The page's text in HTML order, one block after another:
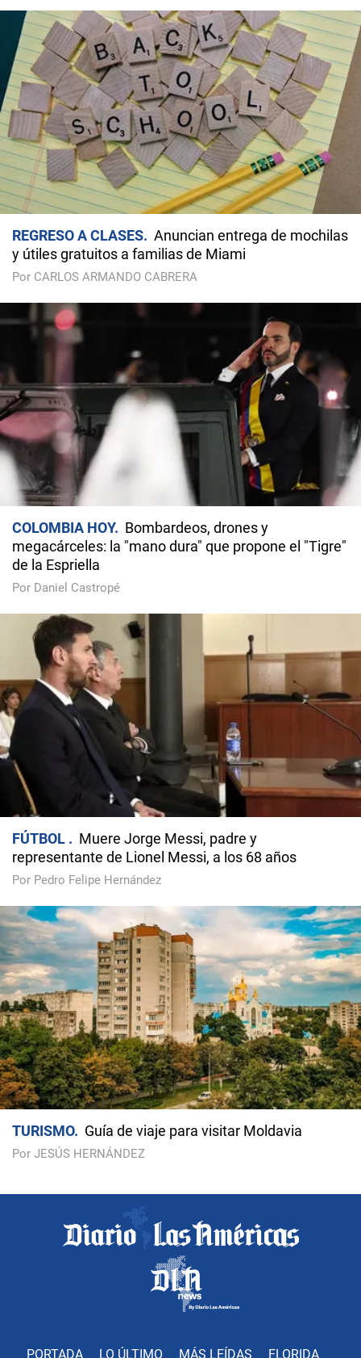
REGRESO A CLASES
Anuncian entrega de mochilas
y útiles gratuitos a familias de Miami
Por CARLOS ARMANDO CABRERA
COLOMBIA HOY
Bombardeos, drones y
megacárceles: la "mano dura" que propone el "Tigre"
de la Espriella
Por Daniel Castropé
FÚTBOL
Muere Jorge Messi, padre y
representante de Lionel Messi, a los 68 años
Por Pedro Felipe Hernández
TURISMO Guía de viaje para visitar Moldavia
Por JESÚS HERNÁNDEZ
PORTADA LO ÚLTIMO MÁS LEÍDAS FLORIDA